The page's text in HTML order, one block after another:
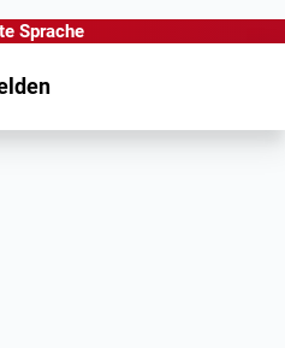
Sprache